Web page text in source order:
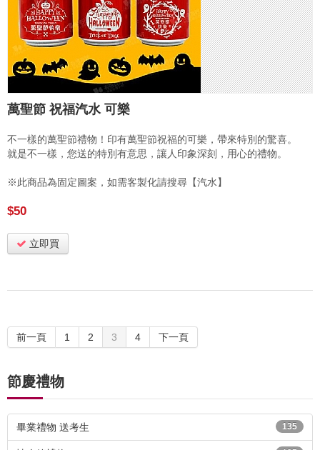
萬聖節 祝福汽水 可樂
不一樣的萬聖節禮物！印有萬聖節祝福的可樂，帶來特別的驚喜。
就是不一樣，您送的特別有意思，讓人印象深刻，用心的禮物。
※此商品為固定圖案，如需客製化請搜尋【汽水】
$50
立即買
前一頁 1 2 3 4 下一頁
節慶禮物
畢業禮物 送考生 135